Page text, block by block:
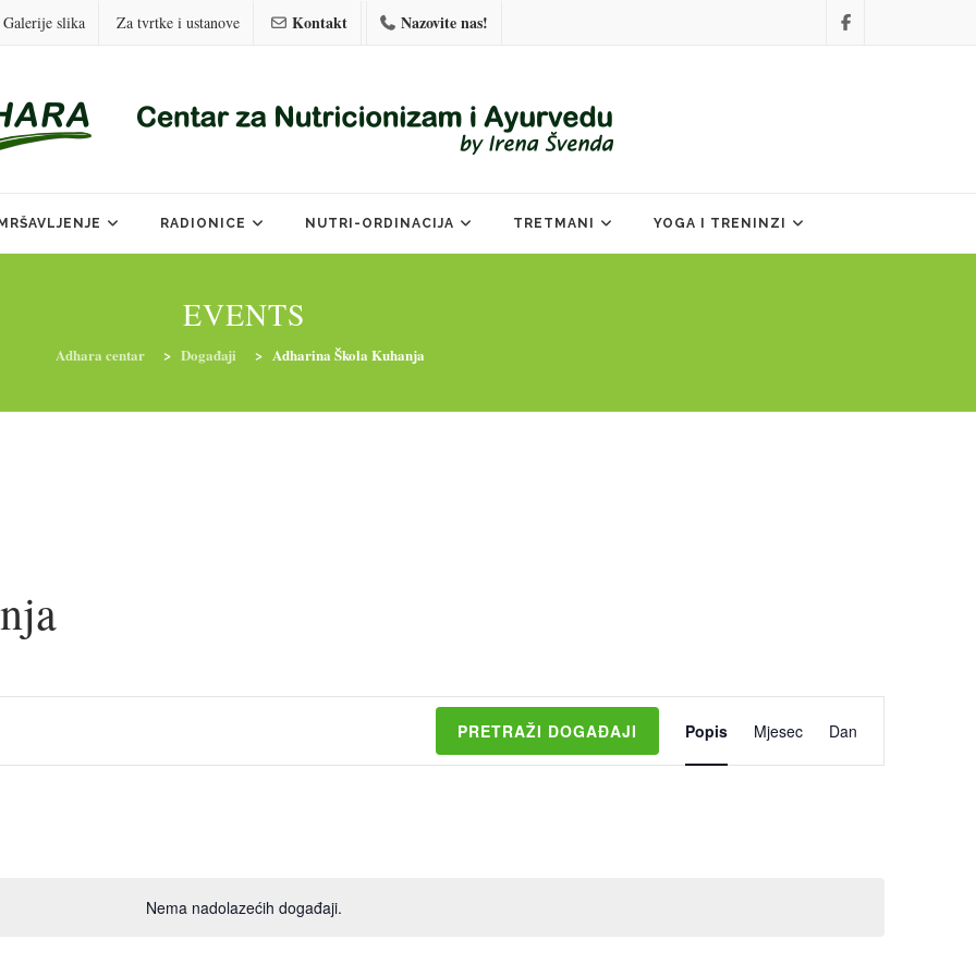
Galerije slika Za tvrtke i ustanove Kontakt Nazovite nas!
RADIONICE NUTRI-ORDINACIJA TRETMANI YOGA I TRENINZI
EVENTS
Adhara centar > Događaji > Adharina Škola Kuhanja
Nema nadolazećih događaji.
PRETRAŽI DOGAĐAJI
navigacija
pogleda
Popis Mjesec Dan